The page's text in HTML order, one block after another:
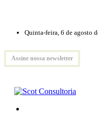
Quinta-feira, 6 de agosto
Assine nossa newsletter